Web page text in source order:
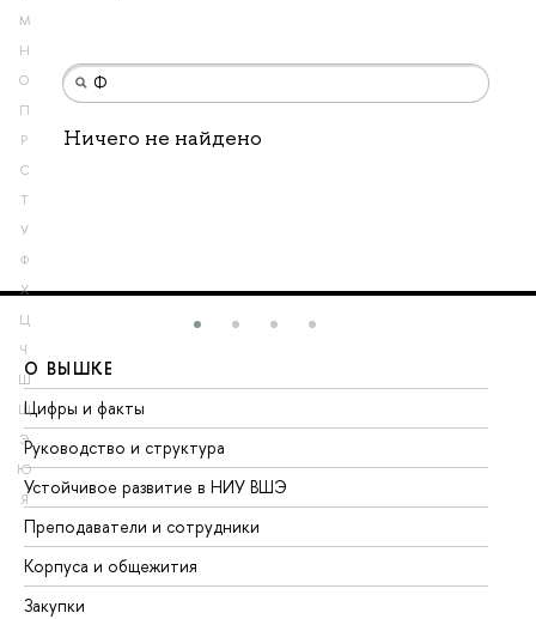
М
Н
О
П
Р
С
Т
У
Ф
Х
Ц
Ч
Ш
Щ
Э
Ю
Я
Ничего не найдено
О ВЫШКЕ
Цифры и факты
Руководство и структура
Устойчивое развитие в НИУ ВШЭ
Преподаватели и сотрудники
Корпуса и общежития
Закупки